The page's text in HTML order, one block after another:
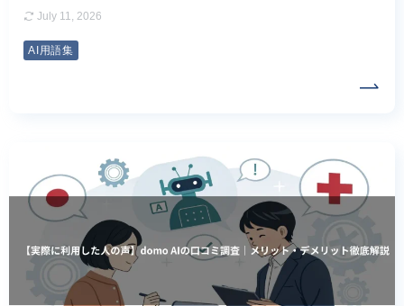
July 11, 2026
AI用語集